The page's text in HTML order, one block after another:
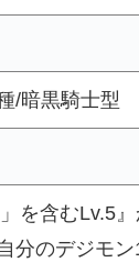
/暗黒騎士型
を含むLv.5
分のデジモ